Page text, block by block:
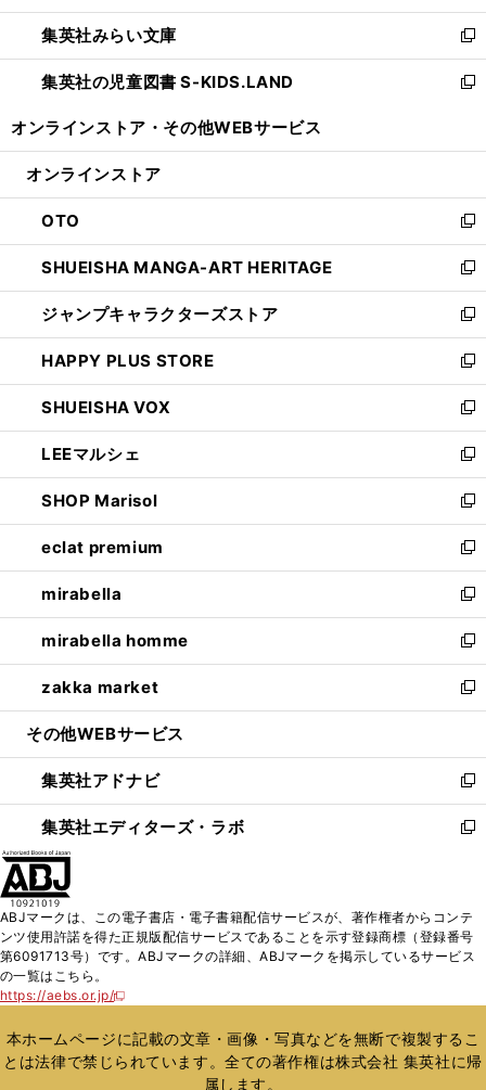
開
く
ウ
で
開
く
ン
ド
ウ
で
ウ
ィ
ン
ド
開
集英社みらい文庫
新
し
い
ン
ウ
で
開
く
集英社の児童図書 S-KIDS.LAND
新
ウ
ン
ド
ウ
で
開
く
オンラインストア・ その他WEBサービス
オンラインストア
OTO
新
し
い
ウ
ィ
ン
ド
ウ
で
開
く
SHUEISHA MANGA-ART HERITAGE
新
し
い
ウ
ィ
ン
ド
ウ
で
開
く
ジャンプキャラクターズストア
新
し
い
ウ
ィ
ン
ド
ウ
で
開
く
HAPPY PLUS STORE
新
し
い
ウ
ィ
ン
ド
ウ
で
開
く
SHUEISHA VOX
新
し
い
ウ
ィ
ン
ド
ウ
で
開
く
LEEマルシェ
新
し
い
ウ
ィ
ン
ド
ウ
で
開
く
SHOP Marisol
新
し
い
ウ
ィ
ン
ド
ウ
で
開
eclat premium
新
し
い
ウ
ィ
ン
ド
ウ
開
く
mirabella
新
し
い
ウ
ィ
ン
ウ
で
開
く
mirabella homme
新
し
い
ウ
ン
ド
ウ
で
zakka market
新
し
ウ
ィ
ン
ド
く
その他WEBサービス
集英社アドナビ
新
し
い
ド
ウ
で
集英社エディターズ・ラボ
新
ィ
ン
ド
開
く
ABJマークは、この電子書店・電子書籍配信サービスが、著作権者からコンテ
ンツ使用許諾を得た正規版配信サービスであることを示す登録商標（登録番号
第6091713号）です。ABJマークの詳細、ABJマークを掲示しているサービス
の一覧はこちら。
https://aebs.or.jp/
新
い
ウ
ィ
本ホームページに記載の文章・画像・写真などを無断で複製するこ
とは法律で禁じられています。全ての著作権は株式会社 集英社に帰
属します。